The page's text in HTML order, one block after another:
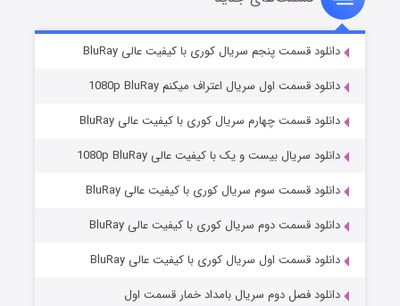
قسمت8 (زیرنویس) منتشر شد
عملیات آپارتمان
قسمت2 (زیرنویس) منتشر شد
دانلود قسمت پنجم سریال کوری با کیفیت عالی BluRay
دانلود قسمت اول سریال اعتراف میکنم 1080p BluRay
دانلود قسمت چهارم سریال کوری با کیفیت عالی BluRay
دانلود سریال بیست و یک با کیفیت عالی 1080p BluRay
دانلود قسمت سوم سریال کوری با کیفیت عالی BluRay
دانلود قسمت دوم سریال کوری با کیفیت عالی BluRay
دانلود قسمت اول سریال کوری با کیفیت عالی BluRay
دانلود فصل دوم سریال بامداد خمار قسمت اول